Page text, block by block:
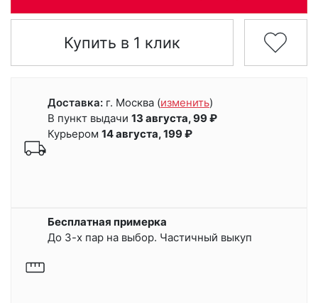
Купить в 1 клик
Доставка: г. Москва (изменить)
В пункт выдачи 13 августа, 99 ₽
Курьером 14 августа, 199 ₽
Бесплатная примерка
До 3-х пар на выбор. Частичный выкуп